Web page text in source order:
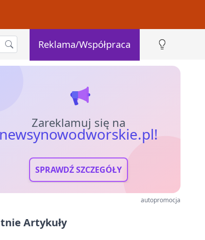
Reklama/Współpraca
Zareklamuj się na
newsynowodworskie.pl!
SPRAWDŹ SZCZEGÓŁY
autopromocja
Artykuły